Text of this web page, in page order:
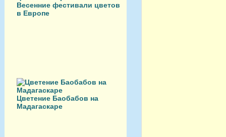
Весенние фестивали цветов
в Европе
Цветение Баобабов на
Мадагаскаре